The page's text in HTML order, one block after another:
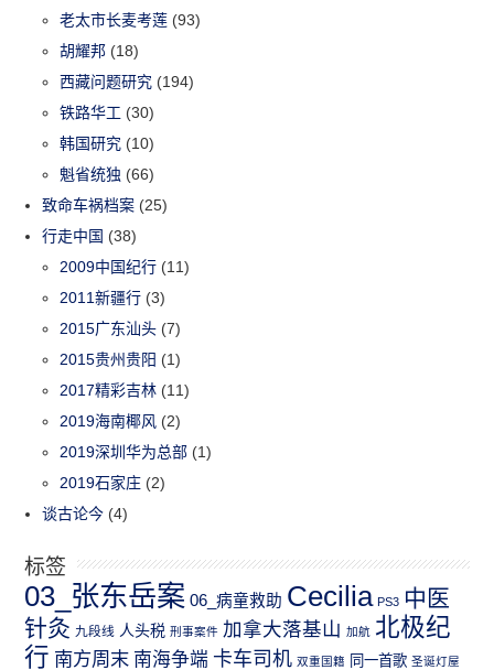
老太市长麦考莲 (93)
胡耀邦 (18)
西藏问题研究 (194)
铁路华工 (30)
韩国研究 (10)
魁省统独 (66)
致命车祸档案 (25)
行走中国 (38)
2009中国纪行 (11)
2011新疆行 (3)
2015广东汕头 (7)
2015贵州贵阳 (1)
2017精彩吉林 (11)
2019海南椰风 (2)
2019深圳华为总部 (1)
2019石家庄 (2)
谈古论今 (4)
标签
03_张东岳案 06_病童救助 Cecilia PS3 中医
针灸 九段线 人头税 刑事案件 加拿大落基山 加航 北极纪
行 南方周末 南海争端 卡车司机 双重国籍 同一首歌 圣诞灯屋